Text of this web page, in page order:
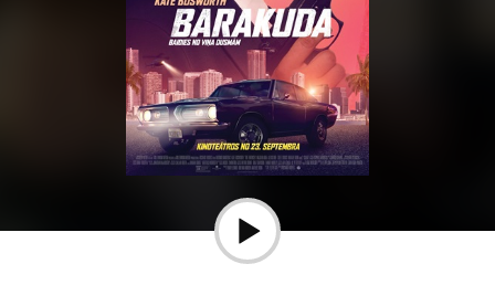
Мероприятия
Новости
Подарки